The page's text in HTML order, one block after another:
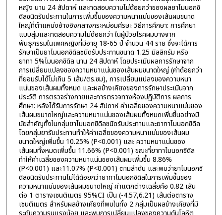
หญิง นาน 24 สัปดาห์ และทดสอบความไม่ด้อยกว่าของผลยาไมนอกซิ
ดิลชนิดรับประทานในการเพิ่มขึ้นของความหนาแน่นของเส้นผมขนาด
ใหญ่ที่ตำแหน่งอ้างอิงกลางกระหม่อมศีรษะ วิธีการศึกษา: การศึกษา
แบบสุ่มและทดสอบความไม่ด้อยกว่า ในผู้ป่วยโรคผมบางจาก
พันธุกรรมในเพศหญิงที่มีอายุ 18-65 ปี จำนวน 44 ราย ซึ่งจะได้การ
รักษาเป็นยาไมนอกซิดิลชนิดรับประทานขนาด 1.25 มิลลิกรัม หรือ
ยาทา 5%ไมนอกซิดิล นาน 24 สัปดาห์ โดยประเมินผลการรักษาจาก
การเปลี่ยนแปลงของความหนาแน่นของเส้นผมขนาดใหญ่ (ค่าด้อยกว่า
ที่ยอมรับได้ไม่เกิน 5 เส้น/ตร.ซม), การเปลี่ยนแปลงของความหนา
แน่นของเส้นผมทั้งหมด และผลข้างเคียงของการรักษาประเมินจาก
ประวัติ การตรวจร่างกายและการตรวจทางห้องปฏิบัติการ ผลการ
ศึกษา: หลังได้รับการรักษา 24 สัปดาห์ ค่าเฉลี่ยของความหนาแน่นของ
เส้นผมขนาดใหญ่และความหนาแน่นของเส้นผมทั้งหมดเพิ่มขึ้นอย่างมี
นัยสำคัญทั้งในกลุ่มยาไมนอกซิดิลชนิดรับประทานและยาทาไมนอกซิดิล
โดยกลุ่มยารับประทานทำให้ค่าเฉลี่ยของความหนาแน่นของเส้นผม
ขนาดใหญ่เพิ่มขึ้น 10.25% (P<0.001) และ ความหนาแน่นของ
เส้นผมทั้งหมดเพิ่มขึ้น 11.66% (P<0.001) ขณะที่ยาทาไมนอกซิดิล
ทำให้ค่าเฉลี่ยของความหนาแน่นของเส้นผมเพิ่มขึ้น 8.86%
(P<0.001) และ11.07% (P<0.001) ตามลำดับ และพบว่ายาไมนอกซิ
ดิลชนิดรับประทานไม่ได้ด้อยกว่ายาทาไมนอกซิดิลในการเพิ่มขึ้นของ
ความหนาแน่นของเส้นผมขนาดใหญ่ ค่าแตกต่างเฉลี่ยคือ 0.82 เส้น
ต่อ 1 ตารางเซนติเมตร 95%CI เป็น (-4.57,6.21) เส้นต่อตาราง
เซนติเมตร สำหรับผลข้างเคียงที่พบในทั้ง 2 กลุ่มเป็นผลข้างเคียงที่มี